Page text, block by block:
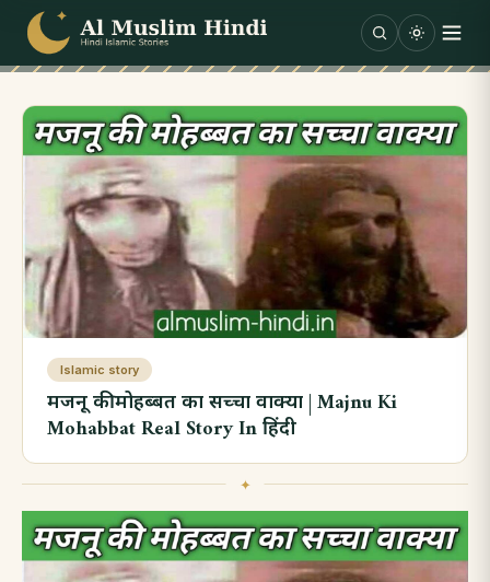
Skip to content
Islamic story
मजनू की मोहब्बत का सच्चा वाक्या | Majnu Ki
Mohabbat Real Story In हिंदी